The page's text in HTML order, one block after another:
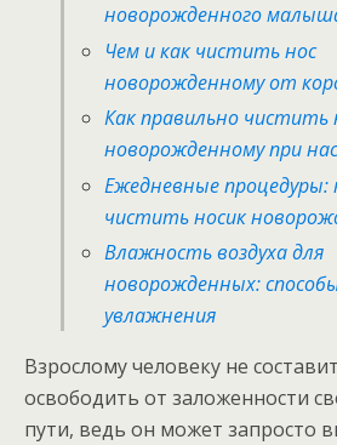
новорожденного
Чем и как чистить нос
новорожденному от
Как правильно чистить
новорожденному при
Ежедневные процедуры:
чистить носик
Влажность воздуха для
новорожденных:
увлажнения
Взрослому человеку не
освободить от заложенности
пути, ведь он может запросто